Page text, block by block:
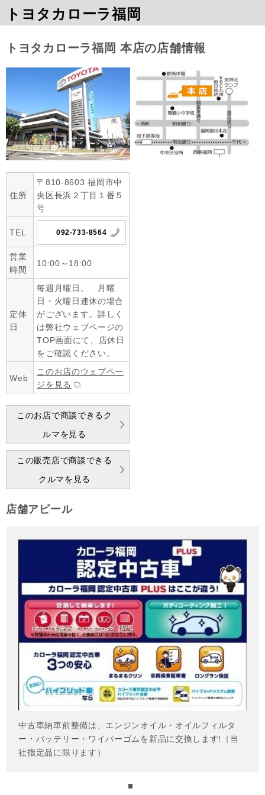
トヨタカローラ福岡
トヨタカローラ福岡 本店の店舗情報
住所
〒810-8603 福岡市中
央区長浜２丁目１番５
号
TEL 092-733-8564
営業
時間
10:00～18:00
定休
日
毎週月曜日。 月曜
日・火曜日連休の場合
がございます。詳しく
は弊社ウェブページの
TOP画面にて、店休日
をご確認ください。
Web
このお店のウェブペー
ジを見る
このお店で商談できるク
ルマを見る
この販売店で商談できる
クルマを見る
店舗アピール